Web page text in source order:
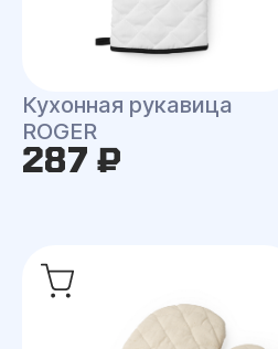
Кухонная рукавица
ROGER
287 ₽